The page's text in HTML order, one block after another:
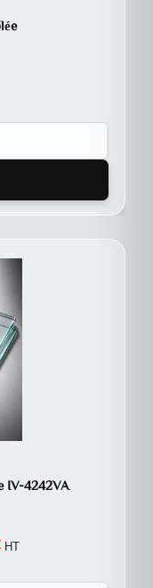
IV-4242VA
HT